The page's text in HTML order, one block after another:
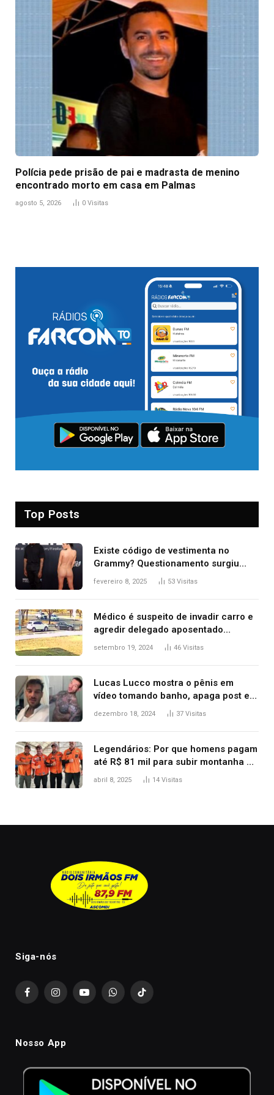
Polícia pede prisão de pai e madrasta de menino
encontrado morto em casa em Palmas
agosto 5, 2026 0 Visitas
Top Posts
Existe código de vestimenta no
Grammy? Questionamento surgiu
após Bianca Censori, mulher de
fevereiro 8, 2025 53 Visitas
Médico é suspeito de invadir carro e
agredir delegado aposentado
durante confusão no trânsito
setembro 19, 2024 46 Visitas
Lucas Lucco mostra o pênis em
vídeo tomando banho, apaga post e
diz ‘foi mal’
dezembro 18, 2024 37 Visitas
Legendários: Por que homens pagam
até R$ 81 mil para subir montanha e
melhorar casamento?
abril 8, 2025 14 Visitas
Siga-nós
FacebookInstagramYouTubeWhatsAppTikTok
Nosso App